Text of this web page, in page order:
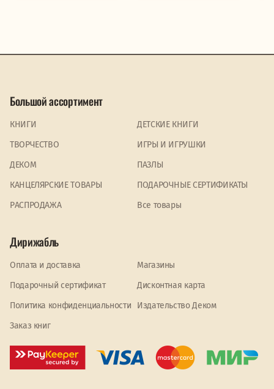
Большой ассортимент
КНИГИ
ДЕТСКИЕ КНИГИ
ТВОРЧЕСТВО
ИГРЫ И ИГРУШКИ
ДЕКОМ
ПАЗЛЫ
КАНЦЕЛЯРСКИЕ ТОВАРЫ
ПОДАРОЧНЫЕ СЕРТИФИКАТЫ
PАСПРОДАЖА
Все товары
Дирижабль
Оплата и доставка
Магазины
Подарочный сертификат
Дисконтная карта
Политика конфиденциальности
Издательство Деком
Заказ книг